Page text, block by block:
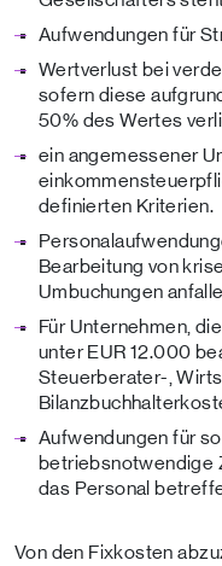
Aufwendungen für
Wertverlust bei
sofern diese
50% des Wertes
ein angemessener
definierten Kriterien.
Bearbeitung von
Umbuchungen
Für Unternehmen,
unter EUR 12.000
Steuerberater-,
Aufwendungen für
betriebsnotwendige
das Personal
Von den Fixkosten